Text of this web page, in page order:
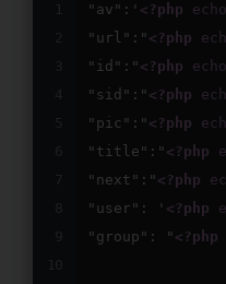
"av":' <?php echo
"url":" <?php
"id":" <?php echo
"sid":" <?php
"pic":" <?php
"title":" <?php
"next":" <?php
"user": ' <?php
"group": " <?php